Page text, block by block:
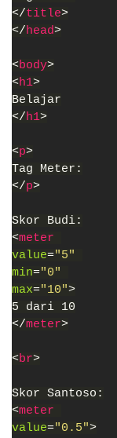
</title>
</head>
<body>
<h1>
Belajar
</h1>
<p>
Tag Meter:
</p>
Skor Budi:
<meter
value="5"
min="0"
max="10">
5 dari 10
</meter>
<br>
Skor Santoso:
<meter
value="0.5">